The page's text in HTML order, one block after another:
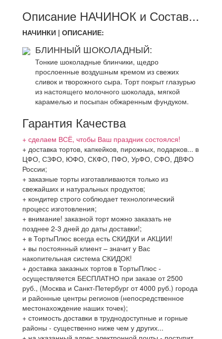
Описание НАЧИНОК и Состав...
НАЧИНКИ | ОПИСАНИЕ:
БЛИННЫЙ ШОКОЛАДНЫЙ:
Тонкие шоколадные блинчики, щедро
прослоенные воздушным кремом из свежих
сливок и творожного сыра. Торт покрыт глазурью
из настоящего молочного шоколада, мягкой
карамелью и посыпан обжаренным фундуком.
Гарантия Качества
+ сделаем ВСЁ, чтобы Ваш праздник состоялся!
+ доставка тортов, капкейков, пирожных, подарков... в
ЦФО, СЗФО, ЮФО, СКФО, ПФО, УрФО, СФО, ДВФО
России;
+ заказные торты изготавливаются только из
свежайших и натуральных продуктов;
+ кондитер строго соблюдает технологический
процесс изготовления;
+ внимание! заказной торт можно заказать не
позднее 2-3 дней до даты доставки!;
+ в ТортыПлюс всегда есть СКИДКИ и АКЦИИ!
+ вы постоянный клиент – значит у Вас
накопительная система СКИДОК!
+ доставка заказных тортов в ТортыПлюс -
осуществляется БЕСПЛАТНО при заказе от 2500
руб., (Москва и Санкт-Петербург от 4000 руб.) города
и районные центры регионов (непосредственное
местонахождение наших точек);
+ стоимость доставки в труднодоступные и горные
районы - существенно ниже чем у других...